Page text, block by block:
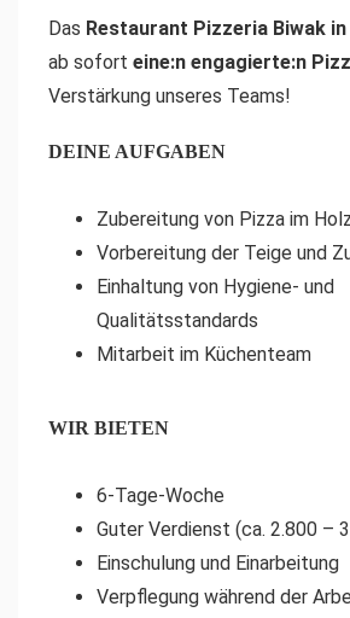
Das Restaurant Pizzeria Biwak
ab sofort eine:n engagierte:n
Verstärkung unseres Teams!
DEINE AUFGABEN
Zubereitung von Pizza im
Vorbereitung der Teige und
Einhaltung von Hygiene- und
Qualitätsstandards
Mitarbeit im Küchenteam
WIR BIETEN
6-Tage-Woche
Guter Verdienst (ca. 2.800 –
Einschulung und Einarbeitung
Verpflegung während der